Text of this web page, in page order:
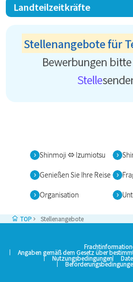
Landteilzeitkräfte
Stellenangebote für
Bewerbungen
Stelle
Shinmoji ⇔ Izumiotsu
Genießen Sie Ihre Reise
Organisation
TOP Stellenangebote
Angaben gemäß dem Gesetz über
Nutzungsbedingungen